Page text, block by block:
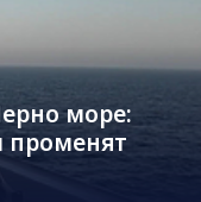
море:
променят